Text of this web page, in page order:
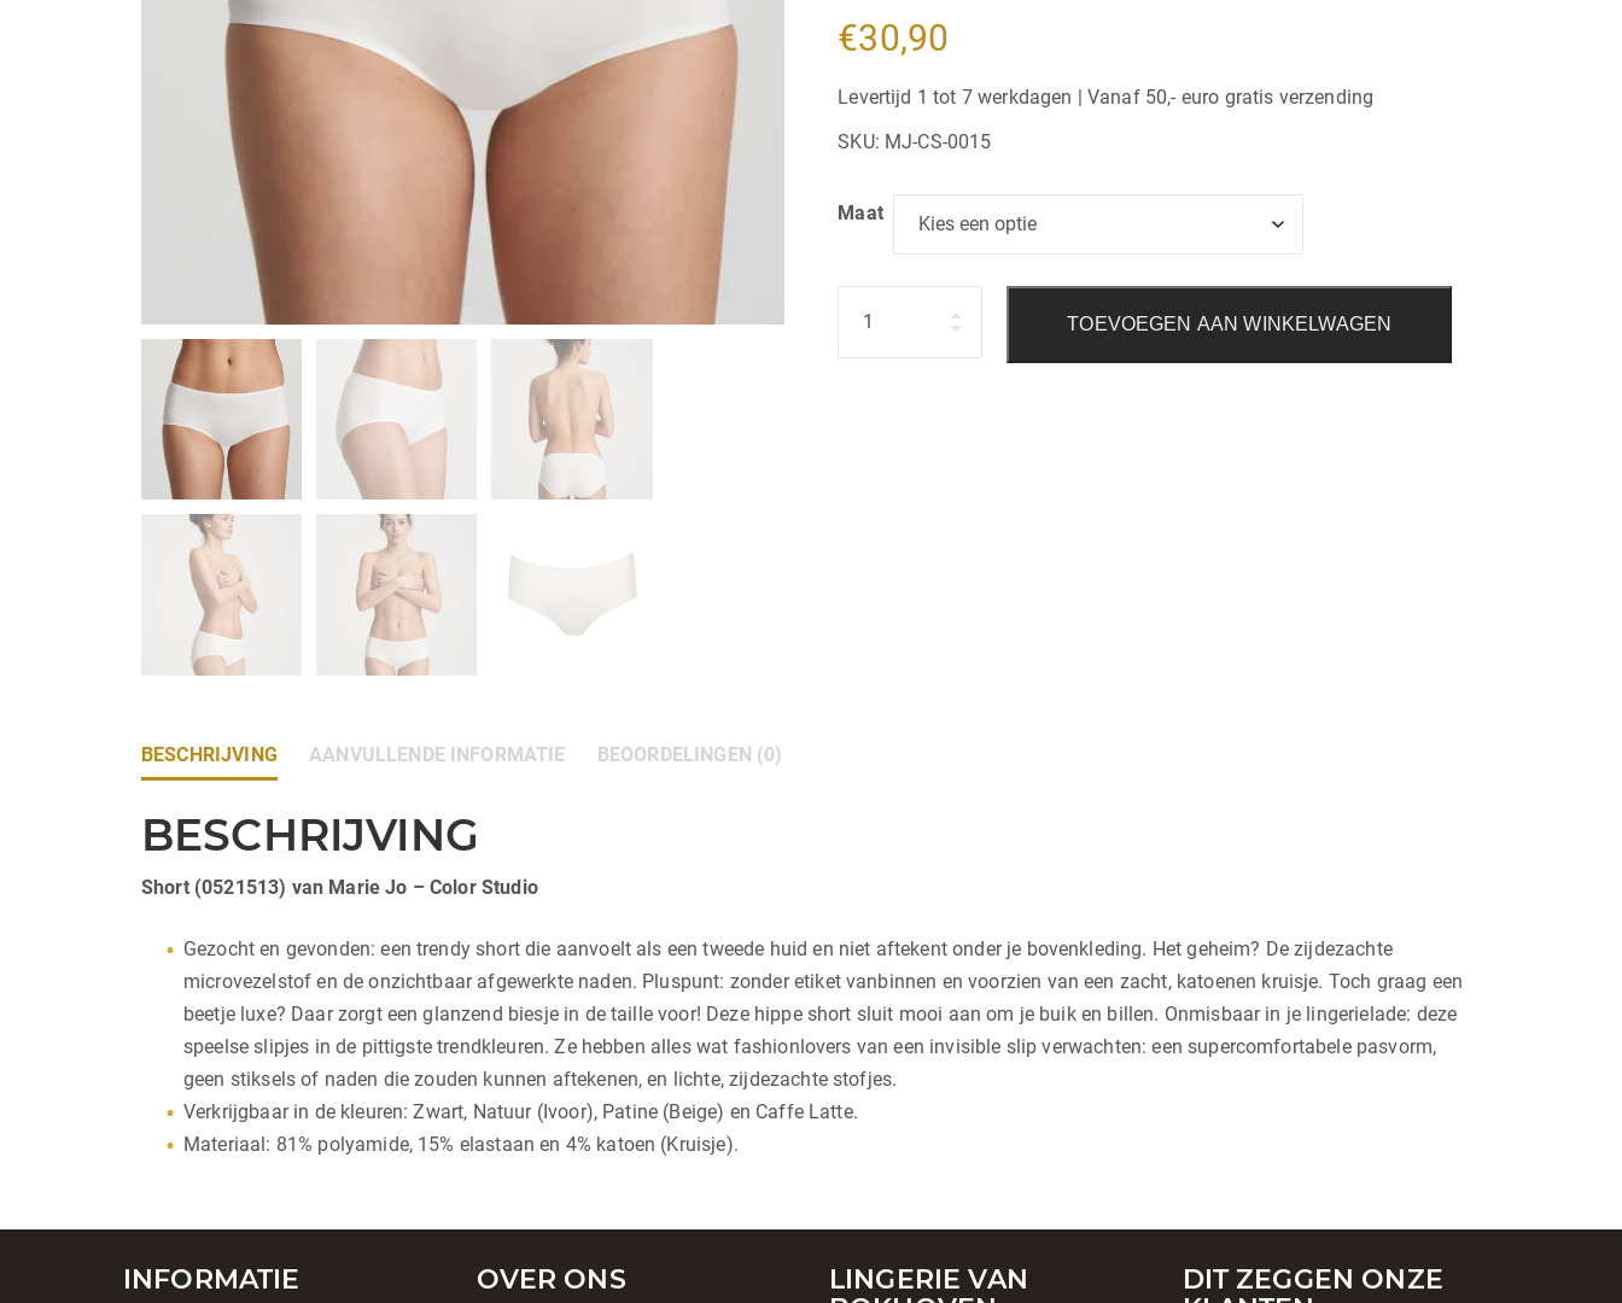
€30,90
Levertijd 1 tot 7 werkdagen | Vanaf 50,- euro gratis verzending
SKU: MJ-CS-0015
Maat
TOEVOEGEN AAN WINKELWAGEN
BESCHRIJVING AANVULLENDE INFORMATIE BEOORDELINGEN (0)
BESCHRIJVING
Short (0521513) van Marie Jo – Color Studio
Gezocht en gevonden: een trendy short die aanvoelt als een tweede huid en niet aftekent onder je bovenkleding. Het geheim? De zijdezachte
microvezelstof en de onzichtbaar afgewerkte naden. Pluspunt: zonder etiket vanbinnen en voorzien van een zacht, katoenen kruisje. Toch graag een
beetje luxe? Daar zorgt een glanzend biesje in de taille voor! Deze hippe short sluit mooi aan om je buik en billen. Onmisbaar in je lingerielade: deze
speelse slipjes in de pittigste trendkleuren. Ze hebben alles wat fashionlovers van een invisible slip verwachten: een supercomfortabele pasvorm,
geen stiksels of naden die zouden kunnen aftekenen, en lichte, zijdezachte stofjes.
Verkrijgbaar in de kleuren: Zwart, Natuur (Ivoor), Patine (Beige) en Caffe Latte.
Materiaal: 81% polyamide, 15% elastaan en 4% katoen (Kruisje).
INFORMATIE OVER ONS
LINGERIE VAN
DIT ZEGGEN ONZE